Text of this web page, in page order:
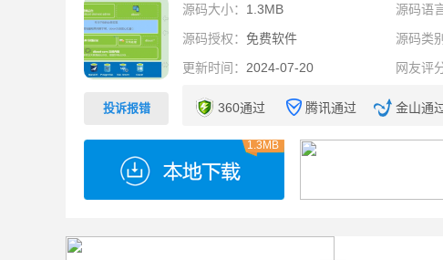
投诉报错
源码大小： 1.3MB 源码语
源码授权： 免费软件 源码类
更新时间： 2024-07-20 网友评
360通过 腾讯通过 金山通
1.3MB